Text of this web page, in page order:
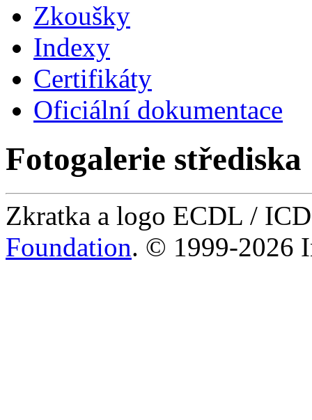
Zkoušky
Indexy
Certifikáty
Oficiální dokumentace
Fotogalerie střediska
Zkratka a logo ECDL /
Foundation. © 1999-2026